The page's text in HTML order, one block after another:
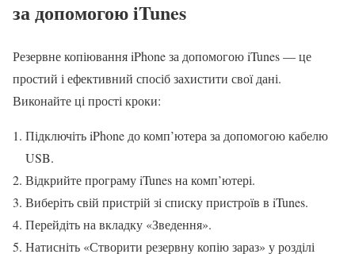
за допомогою iTunes
Резервне копіювання iPhone за допомогою iTunes — це
простий і ефективний спосіб захистити свої дані.
Виконайте ці прості кроки:
Підключіть iPhone до комп’ютера за допомогою кабелю
USB.
Відкрийте програму iTunes на комп’ютері.
Виберіть свій пристрій зі списку пристроїв в iTunes.
Перейдіть на вкладку «Зведення».
Натисніть «Створити резервну копію зараз» у розділі